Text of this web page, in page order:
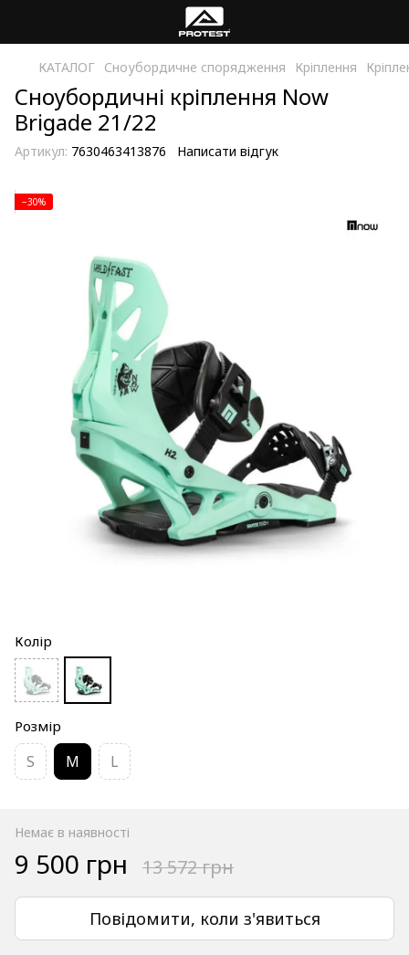
КАТАЛОГ Сноубордичне спорядження Кріплення
Сноубордичні кріплення Now
Brigade 21/22
Артикул: 7630463413876 Написати відгук
−30%
Колір
Розмір
S M L
Немає в наявності
9 500 грн 13 572 грн
Повідомити, коли з'явиться